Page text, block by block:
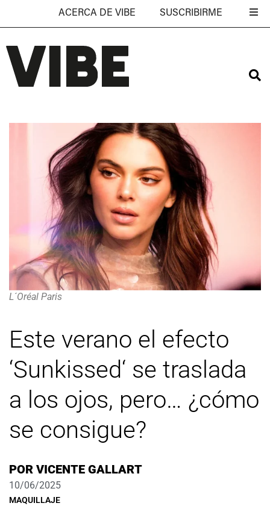
ACERCA DE VIBE SUSCRIBIRME
L´Oréal Paris
Este verano el efecto
‘Sunkissed‘ se traslada
a los ojos, pero… ¿cómo
se consigue?
POR VICENTE GALLART
10/06/2025
MAQUILLAJE